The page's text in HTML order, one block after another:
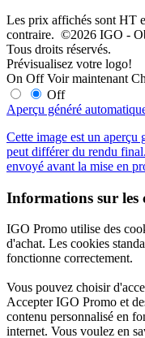
Les prix affichés sont HT
contraire. ©2026 IGO -
Tous droits réservés.
Prévisualisez votre logo!
On Off Voir maintenant
Off
Aperçu généré
Cette image est un aperçu
peut différer du rendu
envoyé avant la mise en
Informations sur les
IGO Promo utilise des
d'achat. Les cookies
fonctionne correctement.
Vous pouvez choisir
Accepter IGO Promo et
contenu personnalisé en
internet. Vous voulez en